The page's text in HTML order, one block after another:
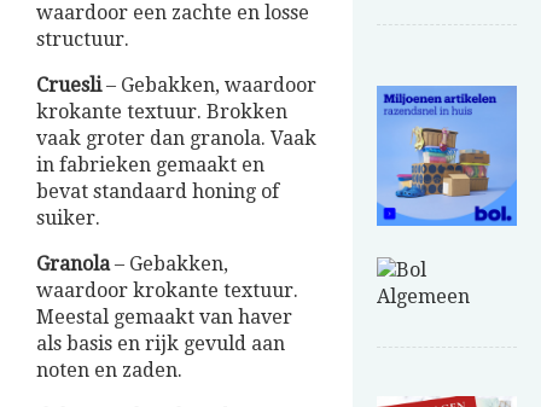
waardoor een zachte en losse
structuur.
Cruesli– Gebakken, waardoor
krokante textuur. Brokken
vaak groter dan granola. Vaak
in fabrieken gemaakt en
bevat standaard honing of
suiker.
Granola– Gebakken,
waardoor krokante textuur.
Meestal gemaakt van haver
als basis en rijk gevuld aan
noten en zaden.